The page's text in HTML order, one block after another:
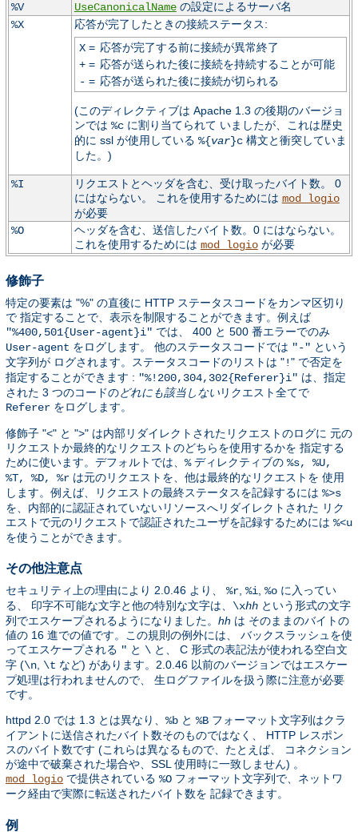
%V
UseCanonicalNameの設定によるサーバ名
%X
応答が完了したときの接続ステータス:
X= 応答が完了する前に接続が異常終了
+= 応答が送られた後に接続を持続することが可能
- = 応答が送られた後に接続が切られる
(このディレクティブは Apache 1.3 の後期のバージョ
ンでは %cに割り当てられて いましたが、これは歴史
的に ssl が使用している %{var}c構文と衝突していま
した。)
%I
リクエストとヘッダを含む、受け取ったバイト数。 0
にはならない。 これを使用するためには mod_logio
が必要
%O
ヘッダを含む、送信したバイト数。0 にはならない。
これを使用するためには mod_logioが必要
修飾子
特定の要素は "%" の直後に HTTP ステータスコードをカンマ区切り
で 指定することで、表示を制限することができます。例えば
"%400,501{User-agent}i" では、 400 と 500 番エラーでのみ
User-agent をログします。 他のステータスコードでは "-" という
文字列が ログされます。ステータスコードのリストは "!" で否定を
指定することができます : "%!200,304,302{Referer}i" は、指定
された 3 つのコードのどれにも該当しないリクエスト全てで
Referer をログします。
修飾子 "<" と ">" は内部リダイレクトされたリクエストのログに 元の
リクエストか最終的なリクエストのどちらを使用するかを 指定する
ために使います。デフォルトでは、 %ディレクティブの %s, %U,
%T, %D, %r は元のリクエストを、他は最終的なリクエストを 使用
します。例えば、リクエストの最終ステータスを記録するには %>s
を、内部的に認証されていないリソースへリダイレクトされた リク
エストで元のリクエストで認証されたユーザを記録するためには %<u
を使うことができます。
その他注意点
セキュリティ上の理由により 2.0.46 より、 %r %i %o に入ってい
る、 印字不可能な文字と他の特別な文字は、 \xhh という形式の文字
列でエスケープされるようになりました。 hh は そのままのバイトの
値の 16 進での値です。この規則の例外には、 バックスラッシュを使
ってエスケープされる " と \ と、 C 形式の表記法が使われる空白文
字 (\n \t など) があります。2.0.46 以前のバージョンではエスケー
プ処理は行われませんので、 生ログファイルを扱う際に注意が必要
です。
httpd 2.0 では 1.3 とは異なり、 %b と %B フォーマット文字列はクラ
イアントに送信されたバイト数そのものではなく、 HTTP レスポン
スのバイト数です (これらは異なるもので、たとえば、 コネクション
が途中で破棄された場合や、SSL 使用時に一致しません) 。
mod_logio で提供されている %O フォーマット文字列で、ネットワ
ーク経由で実際に転送されたバイト数を 記録できます。
例